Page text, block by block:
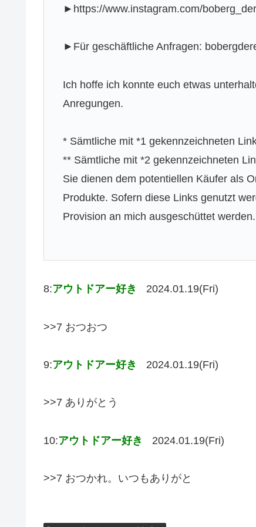
►https://www.instagram.com/
►Für geschäftliche Anfragen:
Ich hoffe ich konnte euch etwas
Anregungen.
* Sämtliche mit *1 gekennzeichneten
** Sämtliche mit *2 gekennzeichneten
Sie dienen dem potentiellen Käufer als
Produkte. Sofern diese Links genutzt
Provision an mich ausgeschüttet werden.
8:アウトドアー好き 2024.01.19(Fri)
>>7 おつおつ
9:アウトドアー好き 2024.01.19(Fri)
>>7 ありがとう
10:アウトドアー好き 2024.01.19(Fri)
>>7 おつかれ。いつもありがと